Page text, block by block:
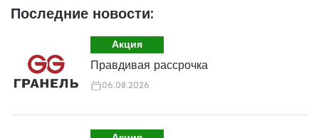
Последние новости:
Акция
Правдивая рассрочка
06.08.2026